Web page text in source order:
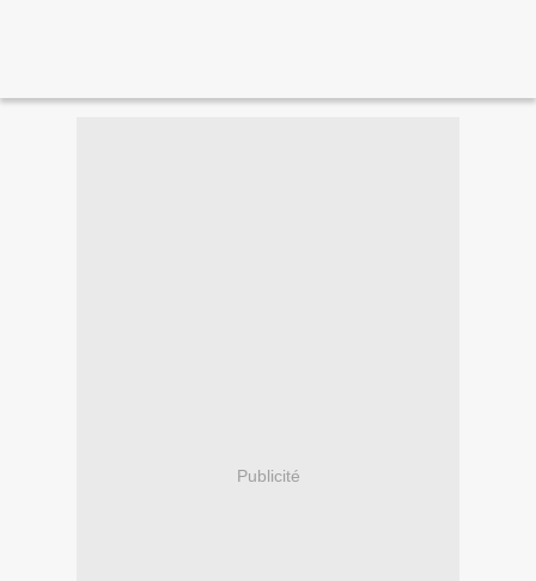
Publicité